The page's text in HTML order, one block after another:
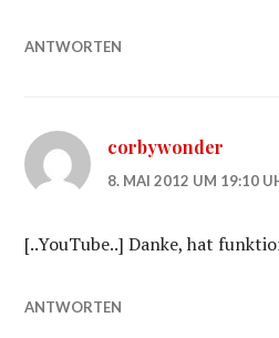
ANTWORTEN
corbywonder
8. MAI 2012 UM 19:10
[..YouTube..] Danke, hat
ANTWORTEN